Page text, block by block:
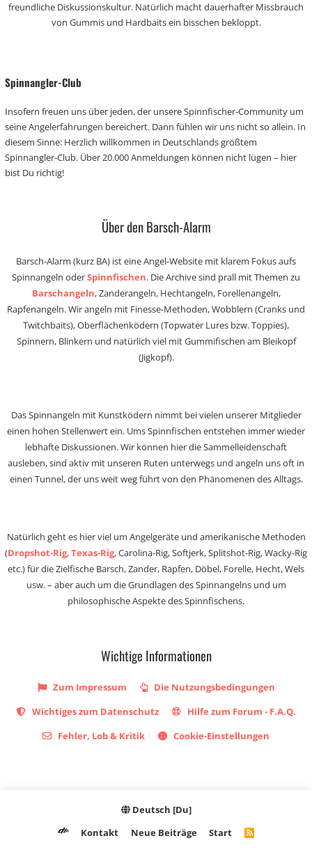
freundliche Diskussionskultur. Natürlich macht dauerhafter Missbrauch
von Gummis und Hardbaits ein bisschen bekloppt.
Spinnangler-Club
Insofern freuen uns über jeden, der unsere Spinnfischer-Community um
seine Angelerfahrungen bereichert. Dann fühlen wir uns nicht so allein. In
diesem Sinne: Herzlich willkommen in Deutschlands größtem
Spinnangler-Club. Über 20.000 Anmeldungen können nicht lügen – hier
bist Du richtig!
Über den Barsch-Alarm
Barsch-Alarm (kurz BA) ist eine Angel-Website mit klarem Fokus aufs
Spinnangeln oderSpinnfischen. Die Archive sind prall mit Themen zu
Barschangeln, Zanderangeln, Hechtangeln, Forellenangeln,
Rapfenangeln. Wir angeln mit Finesse-Methoden, Wobblern (Cranks und
Twitchbaits), Oberflächenködern (Topwater Lures bzw. Toppies),
Spinnern, Blinkern und natürlich viel mit Gummifischen am Bleikopf
(Jigkopf).
Das Spinnangeln mit Kunstködern nimmt bei vielen unserer Mitglieder
einen hohen Stellenwert ein. Ums Spinnfischen entstehen immer wieder
lebhafte Diskussionen. Wir können hier die Sammelleidenschaft
ausleben, sind aktiv mit unseren Ruten unterwegs und angeln uns oft in
einen Tunnel, der uns weit weg führt von den Phänomenen des Alltags.
Natürlich geht es hier viel um Angelgeräte und amerikanische Methoden
(Dropshot-Rig,Texas-Rig, Carolina-Rig, Softjerk, Splitshot-Rig, Wacky-Rig
etc.) für die Zielfische Barsch, Zander, Rapfen, Döbel, Forelle, Hecht, Wels
usw. – aber auch um die Grundlagen des Spinnangelns und um
philosophische Aspekte des Spinnfischens.
Wichtige Informationen
Zum Impressum
Die Nutzungsbedingungen
Wichtiges zum Datenschutz
Hilfe zum Forum - F.A.Q.
Fehler, Lob & Kritik
Cookie-Einstellungen
Deutsch [Du]
Kontakt
Neue Beiträge Start
R